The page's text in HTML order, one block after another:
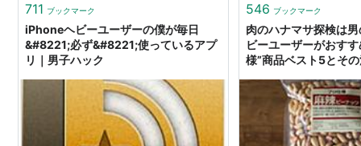
711 ブックマーク
iPhoneヘビーユーザーの僕が毎日
&#8221;必ず&#8221;使っているアプ
リ｜男子ハック
546 ブックマーク
肉のハナマサ探検は
ビーユーザーがおす
様”商品ベスト5とそ